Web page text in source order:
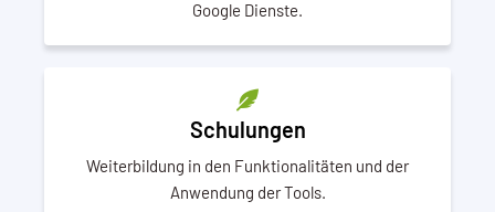
Google Dienste.
Schulungen
Weiterbildung in den Funktionalitäten und der
Anwendung der Tools.